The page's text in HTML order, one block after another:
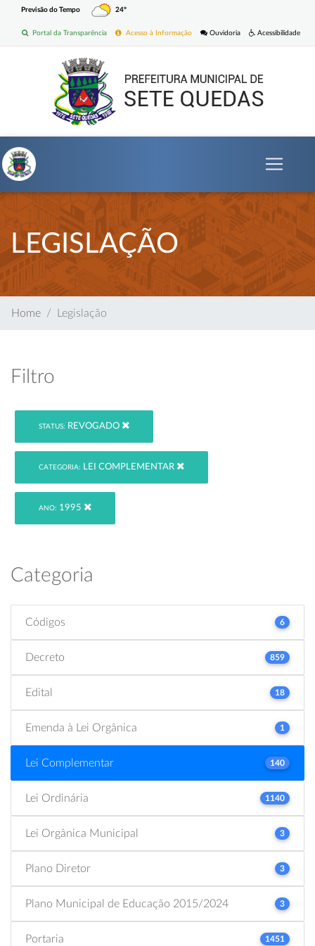
Previsão do Tempo 24º
Acessibilidade
Ouvidoria
Acesso à Informação
Portal da Transparência
LEGISLAÇÃO
Home Legislação
Filtro
STATUS: REVOGADO
CATEGORIA: LEI COMPLEMENTAR
ANO: 1995
Categoria
Códigos 6
Decreto 859
Edital 18
Emenda à Lei Orgânica 1
Lei Complementar 140
Lei Ordinária 1140
Lei Orgânica Municipal 3
Plano Diretor 3
Plano Municipal de Educação 2015/2024 3
Portaria 1451